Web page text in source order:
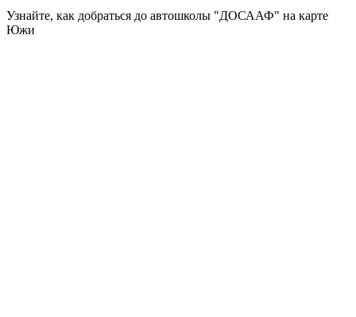
Узнайте, как добраться до автошколы "ДОСААФ" на карте
Южи